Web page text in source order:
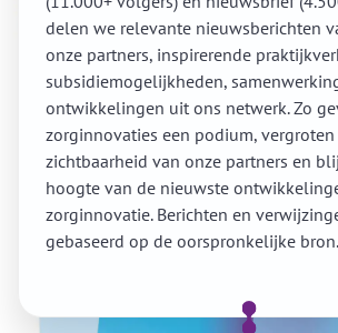
delen we relevante nieuwsberichten
onze partners, inspirerende
subsidiemogelijkheden,
ontwikkelingen uit ons netwerk. Zo
zorginnovaties een podium,
zichtbaarheid van onze partners en
hoogte van de nieuwste
zorginnovatie. Berichten en
gebaseerd op de oorspronkelijke bron.